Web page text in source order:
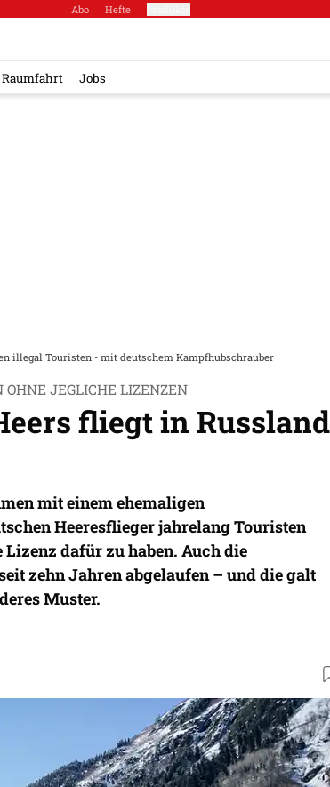
Abo Hefte
Raumfahrt Jobs
illegal Touristen - mit deutschem Kampfhubschrauber
JEGLICHE LIZENZEN
fliegt in Russland
mit einem ehemaligen
Heeresflieger jahrelang Touristen
dafür zu haben. Auch die
zehn Jahren abgelaufen – und die galt
Muster.